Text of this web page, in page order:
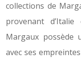
collections de
provenant
Margaux possède
avec ses